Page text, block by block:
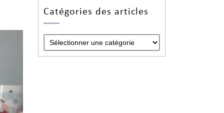
Catégories des articles